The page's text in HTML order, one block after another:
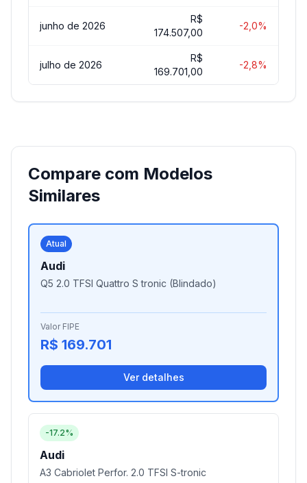
junho de 2026
R$
174.507,00
-2,0%
julho de 2026
R$
169.701,00
-2,8%
Compare com Modelos
Similares
Atual
Audi
Q5 2.0 TFSI Quattro S tronic (Blindado)
Valor FIPE
R$ 169.701
Ver detalhes
-17.2%
Audi
A3 Cabriolet Perfor. 2.0 TFSI S-tronic